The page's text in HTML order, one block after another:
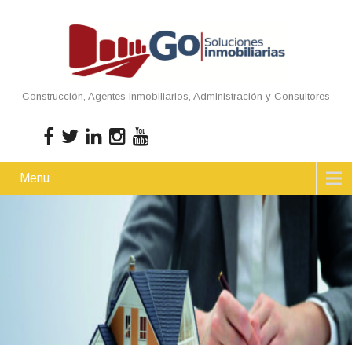
Construcción, Agentes Inmobiliarios, Administración y Consultores
Menu